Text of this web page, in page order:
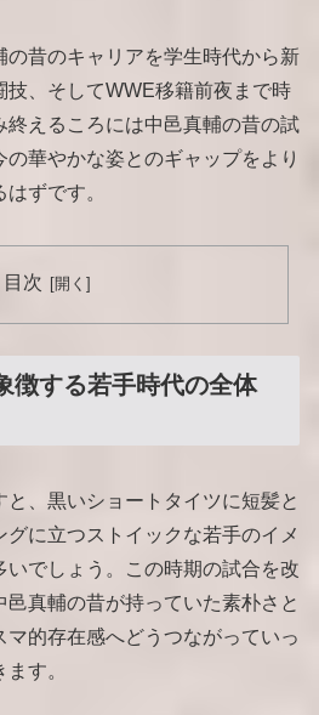
の昔のキャリアを学生時代から新
技、そしてWWE移籍前夜まで時
終えるころには中邑真輔の昔の試
華やかな姿とのギャップをより
ずです。
目次
徴する若手時代の全体
、黒いショートタイツに短髪と
に立つストイックな若手のイメ
いでしょう。この時期の試合を改
真輔の昔が持っていた素朴さと
的存在感へどうつながっていっ
す。